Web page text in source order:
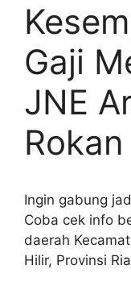
Gaji
JNE
Ingin gabung
Coba cek info
daerah
Hilir, Provinsi